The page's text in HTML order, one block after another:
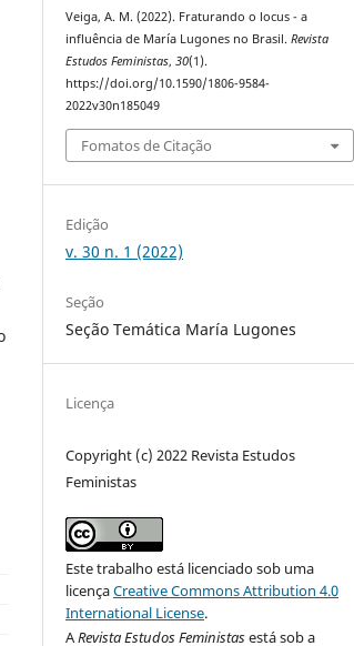
Veiga, A. M. (2022). Fraturando o locus - a
influência de María Lugones no Brasil.Revista
Estudos Feministas,30(1).
https://doi.org/10.1590/1806-9584-
2022v30n185049
Fomatos de Citação
Edição
v. 30 n. 1 (2022)
Seção
Seção Temática María Lugones
Licença
Copyright (c) 2022 Revista Estudos
Feministas
Este trabalho está licenciado sob uma
licençaCreative Commons Attribution 4.0
International License.
ARevista Estudos Feministasestá sob a